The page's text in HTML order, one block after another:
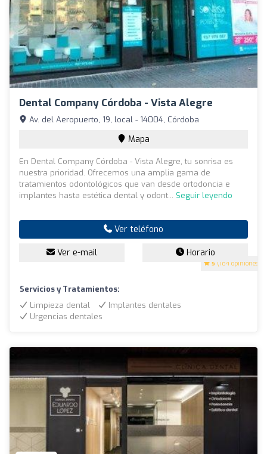
Dental Company Córdoba - Vista Alegre
5 (184 opiniones)
Av. del Aeropuerto, 19, local - 14004, Córdoba
Mapa
En Dental Company Córdoba - Vista Alegre, tu sonrisa es
nuestra prioridad. Ofrecemos una amplia gama de
tratamientos odontológicos que van desde ortodoncia e
implantes hasta estética dental y odont... Seguir leyendo
Ver teléfono
Ver e-mail Horario
Servicios y Tratamientos:
Limpieza dental
Implantes dentales
Urgencias dentales